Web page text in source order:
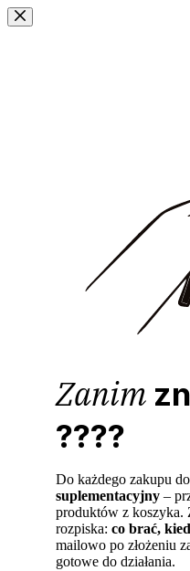
Przejdź
do
Zanim
????
Do każdego zakupu
suplementacyjny –
produktów z koszyka.
rozpiska:co brać,
mailowo po złożeniu
gotowe do działania.